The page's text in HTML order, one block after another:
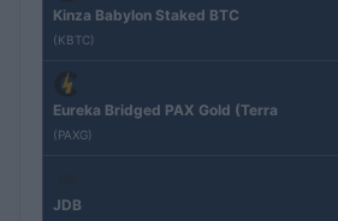
Kinza Babylon Staked BTC
(KBTC)
Eureka Bridged PAX Gold (Terra
(PAXG)
JDB